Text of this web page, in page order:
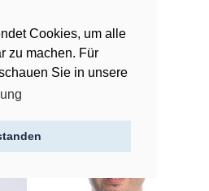
Cookies, um alle
zu machen. Für
Sie in unsere
E-Mail:
ahilla@vjp.de